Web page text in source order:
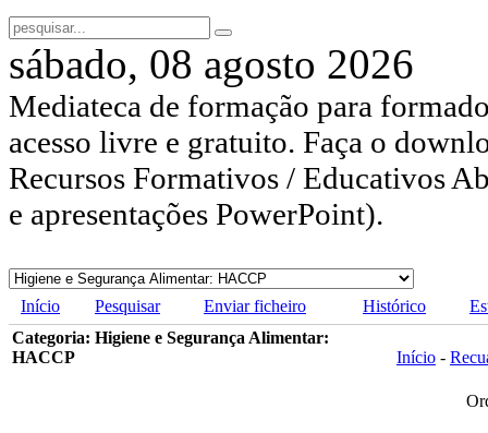
sábado, 08 agosto 2026
Mediateca de formação para
acesso livre e gratuito. Faça o
Recursos Formativos / Educativos
e apresentações PowerPoint).
Início Pesquisar Enviar ficheiro Histórico
Categoria: Higiene e Segurança Alimentar:
HACCP
Início -